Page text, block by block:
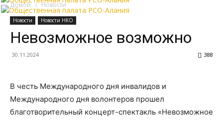
Домой Новости
Новости Новости НКО
Невозможное возможно
30.11.2024 388
В честь Международного дня инвалидов и
Международного дня волонтеров прошел
благотворительный концерт-спектакль «Невозможное